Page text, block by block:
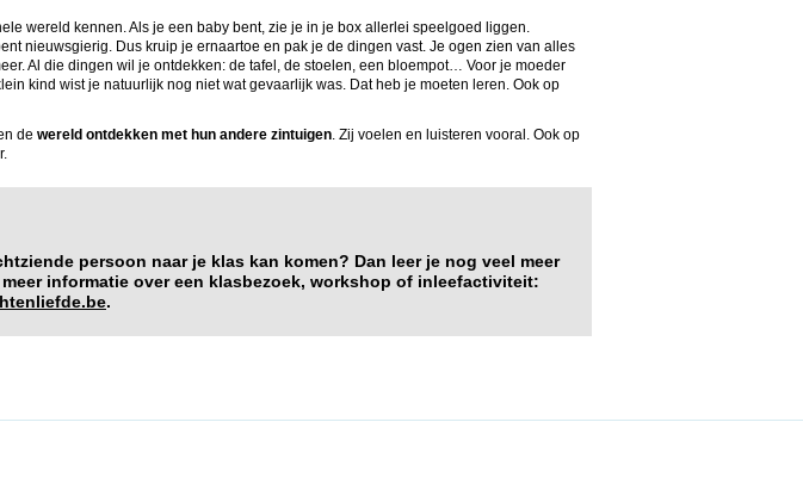
wereld kennen. Als je een baby bent, zie je in je box allerlei speelgoed liggen.
nieuwsgierig. Dus kruip je ernaartoe en pak je de dingen vast. Je ogen zien van alles
Al die dingen wil je ontdekken: de tafel, de stoelen, een bloempot… Voor je moeder
kind wist je natuurlijk nog niet wat gevaarlijk was. Dat heb je moeten leren. Ook op
de wereld ontdekken met hun andere zintuigen. Zij voelen en luisteren vooral. Ook op
persoon naar je klas kan komen? Dan leer je nog veel meer
informatie over een klasbezoek, workshop of inleefactiviteit:
.